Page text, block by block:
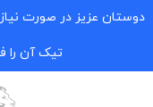
دوستان عزیز در صورت
تیک آن را